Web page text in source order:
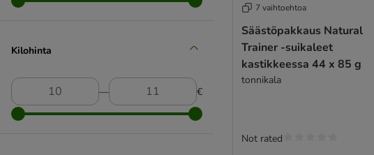
Natural Trainer
Purina ONE
Purina Veterinary Diets
Purizon
Kilohinta
― €
7 vaihtoehtoa
Säästöpakkaus Natural
Trainer -suikaleet
kastikkeessa 44 x 85 g
tonnikala
Not rated